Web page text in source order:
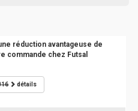
réduction avantageuse de
commande chez Futsal
détails